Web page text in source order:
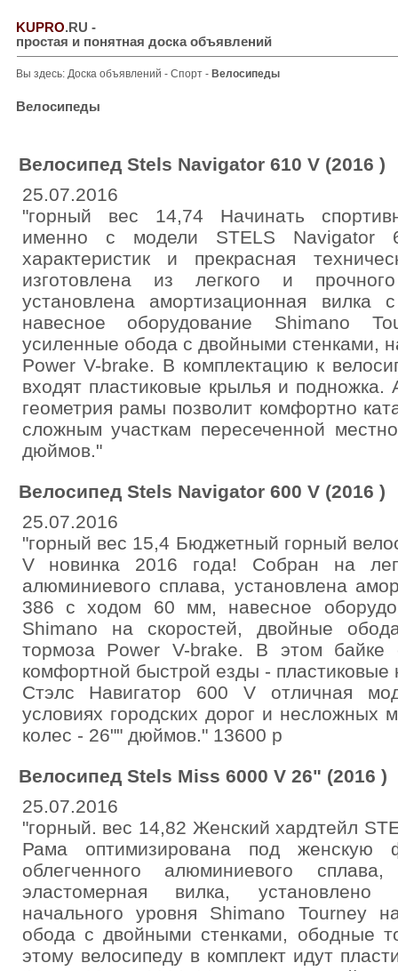
KUPRO.RU -
простая и понятная доска объявлений
Вы здесь: Доска объявлений - Спорт - Велосипеды
Велосипеды
Велосипед Stels Navigator 610 V (2016 )
25.07.2016
"горный вес 14,74 Начинать
именно с модели STELS Navigator
характеристик и прекрасная
изготовлена из легкого и
установлена амортизационная
навесное оборудование Shimano
усиленные обода с двойными стенками,
Power V-brake. В комплектацию к
входят пластиковые крылья и подножка.
геометрия рамы позволит комфортно
сложным участкам пересеченной
дюймов."
Велосипед Stels Navigator 600 V (2016 )
25.07.2016
"горный вес 15,4 Бюджетный горный
V новинка 2016 года! Собран на
алюминиевого сплава, установлена
386 с ходом 60 мм, навесное
Shimano на скоростей, двойные
тормоза Power V-brake. В этом
комфортной быстрой езды - пластиковые
Стэлс Навигатор 600 V отличная
условиях городских дорог и несложных
колес - 26"" дюймов." 13600 р
Велосипед Stels Miss 6000 V 26" (2016 )
25.07.2016
"горный. вес 14,82 Женский хардтейл
Рама оптимизирована под женскую
облегченного алюминиевого
эластомерная вилка, установлено
начального уровня Shimano Tourney
обода с двойными стенками, ободные
этому велосипеду в комплект идут